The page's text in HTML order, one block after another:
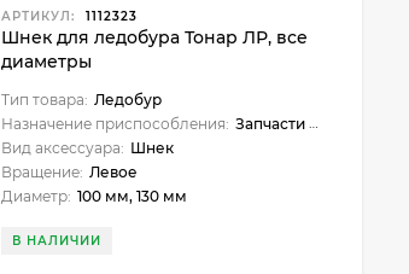
АРТИКУЛ: 1112323
Шнек для ледобура Тонар ЛР, все
диаметры
Тип товара: Ледобур
Назначение приспособления: Запчасти и аксессуары
Вид аксессуара: Шнек
Вращение: Левое
Диаметр: 100 мм, 130 мм
В НАЛИЧИИ